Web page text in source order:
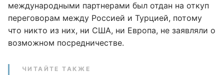
международными партнерами был отдан на откуп
переговорам между Россией и Турцией, потому
что никто из них, ни США, ни Европа, не заявляли о
возможном посредничестве.
ЧИТАЙТЕ ТАКЖЕ